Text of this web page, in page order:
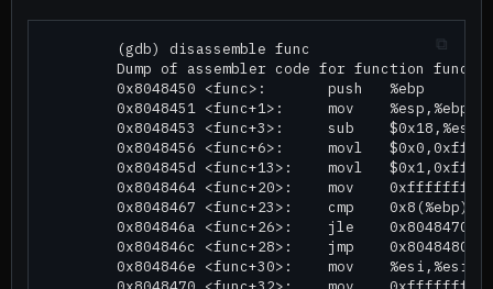
        (gdb) disassemble func
        Dump of assembler code for function func:
        0x8048450 <func>:       push   %ebp
        0x8048451 <func+1>:     mov    %esp,%ebp
        0x8048453 <func+3>:     sub    $0x18,%esp
0x8048456 <func+6>:     movl
0x804845d <func+13>:    movl
0x8048464 <func+20>:    mov
0x8048467 <func+23>:    cmp
0x804846a <func+26>:    jle    0x8048470
0x804846c <func+28>:    jmp    0x8048480
        0x804846e <func+30>:    mov    %esi,%esi
0x8048470 <func+32>:    mov